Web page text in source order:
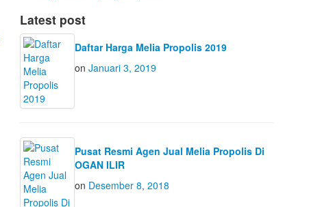
Latest post
Daftar Harga Melia Propolis 2019
on Januari 3, 2019
Pusat Resmi Agen Jual Melia Propolis Di
OGAN ILIR
on Desember 8, 2018